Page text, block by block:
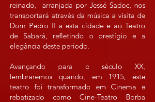
reinado, arranjada por Jessé Sadoc, nos
transportará através da música a visita de
Dom Pedro II a esta cidade e ao Teatro
de Sabará, refletindo o prestígio e a
elegância deste período.
Avançando para o século XX,
lembraremos quando, em 1915, este
teatro foi transformado em Cinema e
rebatizado como Cine-Teatro Borba